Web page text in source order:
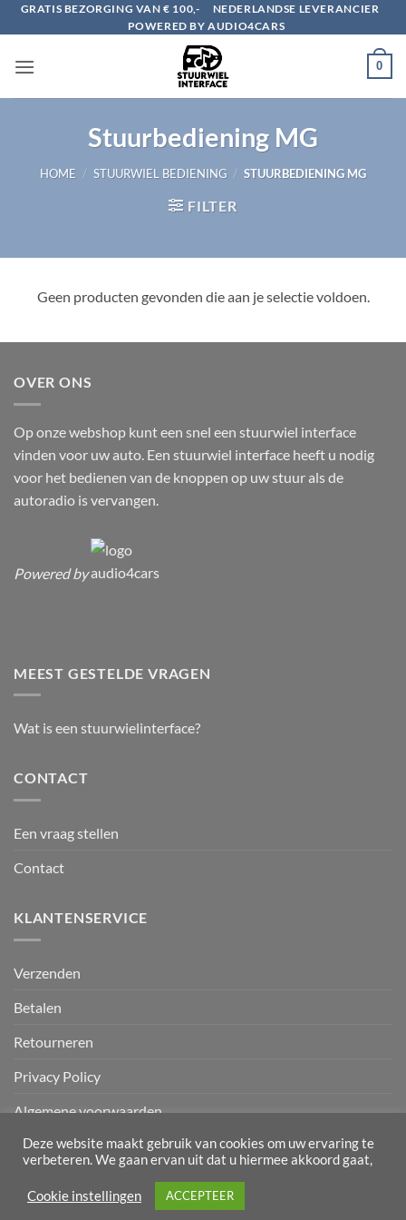
naar
GRATIS BEZORGING VAN € 100,-
NEDERLANDSE LEVERANCIER
POWERED BY AUDIO4CARS
0
Stuurbediening MG
HOME / STUURWIEL BEDIENING / STUURBEDIENING MG
FILTER
Geen producten gevonden die aan je selectie voldoen.
OVER ONS
Op onze webshop kunt een snel een stuurwiel interface
vinden voor uw auto. Een stuurwiel interface heeft u nodig
voor het bedienen van de knoppen op uw stuur als de
autoradio is vervangen.
Powered by
MEEST GESTELDE VRAGEN
Wat is een stuurwielinterface?
CONTACT
Een vraag stellen
Contact
KLANTENSERVICE
Verzenden
Betalen
Retourneren
Privacy Policy
Algemene voorwaarden
IDeal Sepa
Copyright 2026 ©Audio4cars & stuurwielinterface.nl
Deze website maakt gebruik van cookies om uw ervaring te
verbeteren. We gaan ervan uit dat u hiermee akkoord gaat,
Cookie instellingen ACCEPTEER